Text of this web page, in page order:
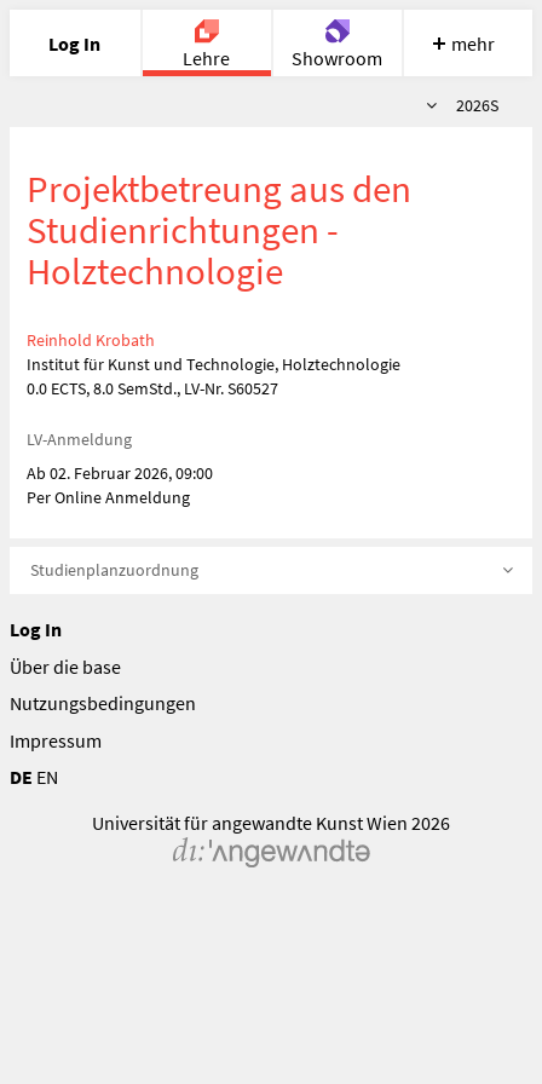
Log In
Lehre Showroom
Meet Recherche
mehr
Semester
2026S
Projektbetreung aus den
Studienrichtungen -
Holztechnologie
Reinhold Krobath
Institut für Kunst und Technologie, Holztechnologie
0.0 ECTS, 8.0 SemStd., LV-Nr. S60527
LV-Anmeldung
Ab 02. Februar 2026, 09:00
Per Online Anmeldung
Studienplanzuordnung
Log In
Über die base
Nutzungsbedingungen
Impressum
DE EN
Universität für angewandte Kunst Wien 2026